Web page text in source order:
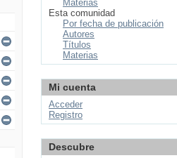
Materias
Esta comunidad
Por fecha de publicación
Autores
Títulos
Materias
Mi cuenta
Acceder
Registro
Descubre